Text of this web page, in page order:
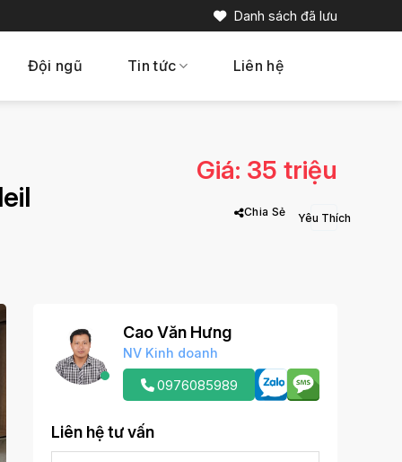
Danh sách đã lưu
Đội ngũ Tin tức Liên hệ
Giá: 35 triệu
Chia Sẻ
Cao Văn Hưng
NV Kinh doanh
0976085989
Liên hệ tư vấn